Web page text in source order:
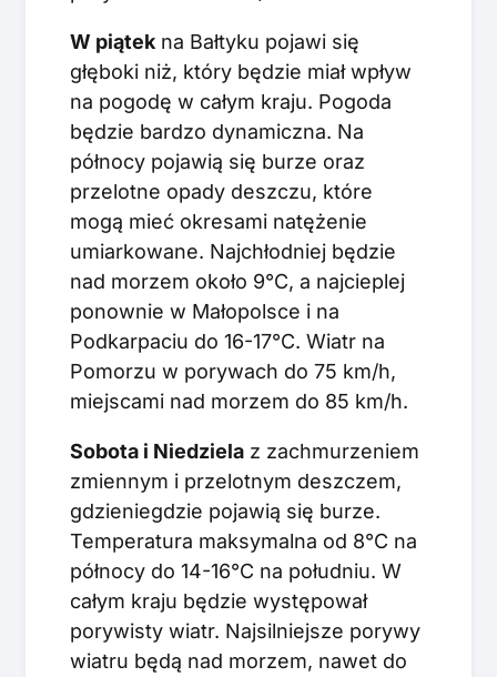
W piątek na Bałtyku pojawi się
głęboki niż, który będzie miał wpływ
na pogodę w całym kraju. Pogoda
będzie bardzo dynamiczna. Na
północy pojawią się burze oraz
przelotne opady deszczu, które
mogą mieć okresami natężenie
umiarkowane. Najchłodniej będzie
nad morzem około 9°C, a najcieplej
ponownie w Małopolsce i na
Podkarpaciu do 16-17°C. Wiatr na
Pomorzu w porywach do 75 km/h,
miejscami nad morzem do 85 km/h.
Sobota i Niedziela z zachmurzeniem
zmiennym i przelotnym deszczem,
gdzieniegdzie pojawią się burze.
Temperatura maksymalna od 8°C na
północy do 14-16°C na południu. W
całym kraju będzie występował
porywisty wiatr. Najsilniejsze porywy
wiatru będą nad morzem, nawet do